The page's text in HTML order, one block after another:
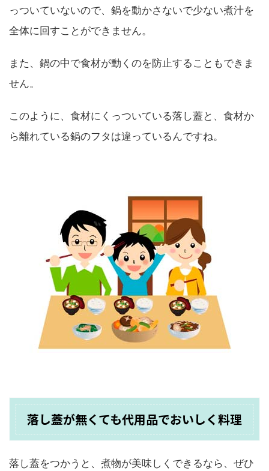
っついていないので、鍋を動かさないで少ない煮汁を
全体に回すことができません。
また、鍋の中で食材が動くのを防止することもできま
せん。
このように、食材にくっついている落し蓋と、食材か
ら離れている鍋のフタは違っているんですね。
落し蓋が無くても代用品でおいしく料理
落し蓋をつかうと、煮物が美味しくできるなら、ぜひ